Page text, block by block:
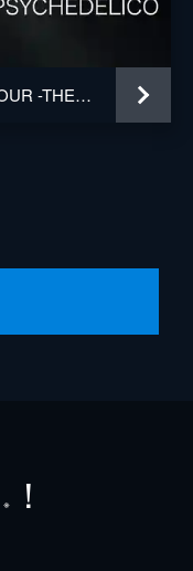
Last Smile (15th ANNIVERSARY TOUR -THE BEST- Live at SHOWA WOMEN’S UNIVERSITY HITOMI MEMORIAL HALL May 30th, 2015)
※ ！